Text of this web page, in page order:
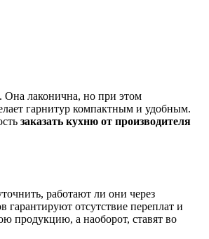
Она лаконична, но при этом
гарнитур компактным и удобным.
заказать кухню от производителя
работают ли они через
отсутствие переплат и
продукцию, а наоборот, ставят во